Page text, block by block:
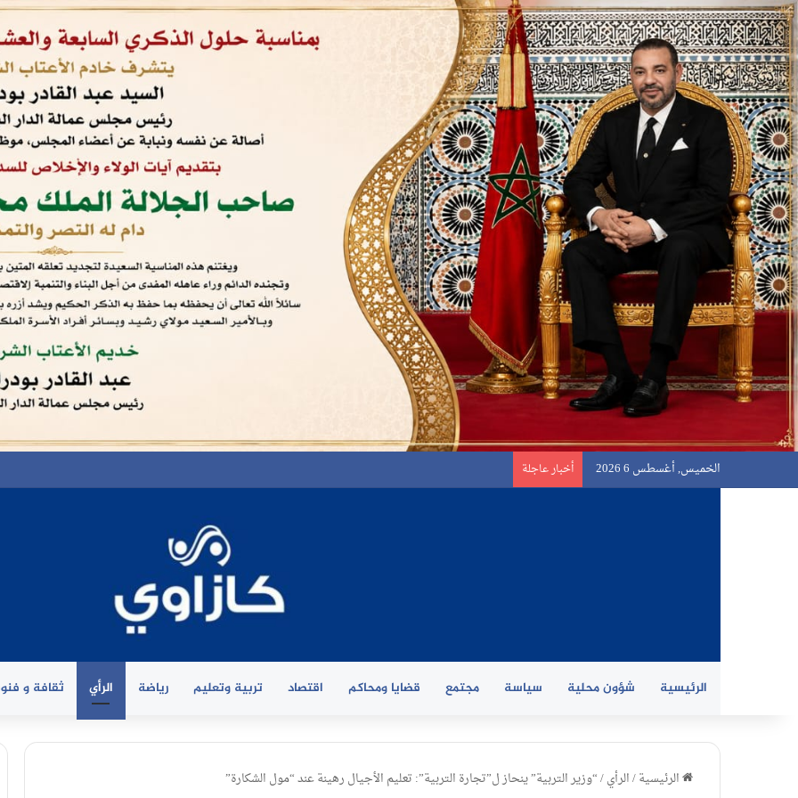
الخميس, أغسطس 6 2026 أخبار عاجلة
الرئيسية شؤون محلية سياسة مجتمع قضايا ومحاكم اقتصاد تربية وتعليم رياضة الرأي ثقافة و
الرئيسية/الرأي/“وزير التربية” ينحاز ل”تجارة التربية”: تعليم الأجيال رهينة عند “مول الشكارة”